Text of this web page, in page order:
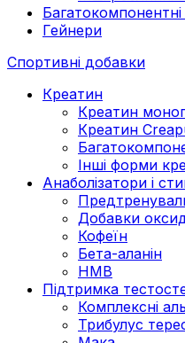
Гейнери
Спортивні добавки
Креатин
Креатин
Креатин
Інші форми
Анаболізатори і
Добавки
Кофеїн
Бета-аланін
HMB
Підтримка
Комплексні
Трибулус